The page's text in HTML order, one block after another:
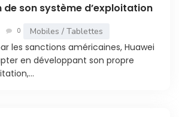
son système d’exploitation
0 Mobiles / Tablettes
les sanctions américaines, Huawei
en développant son propre